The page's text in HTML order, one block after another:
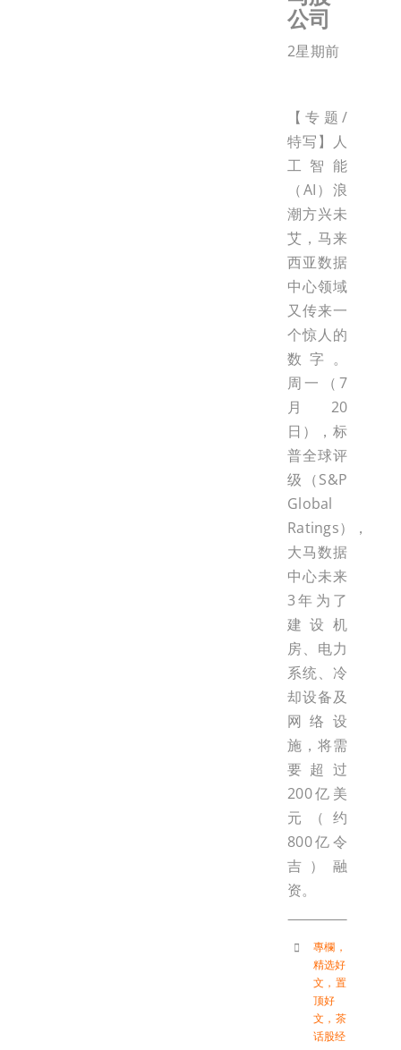
公司
2星期前
【专题/
特写】人
工智能
（AI）浪
潮方兴未
艾，马来
西亚数据
中心领域
又传来一
个惊人的
数字。
周一（7
月20
日），标
普全球评
级（S&P
Global
Ratings），
大马数据
中心未来
3年为了
建设机
房、电力
系统、冷
却设备及
网络设
施，将需
要超过
200亿美
元（约
800亿令
吉）融
资。
專欄 ，
精选好
文 ， 置
顶好
文 ， 茶
话股经